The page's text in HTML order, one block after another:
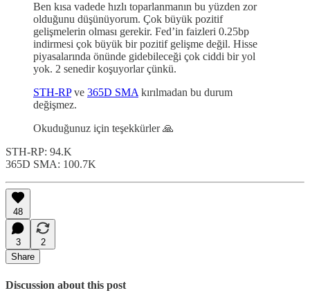
Ben kısa vadede hızlı toparlanmanın bu yüzden zor
olduğunu düşünüyorum. Çok büyük pozitif
gelişmelerin olması gerekir. Fed’in faizleri 0.25bp
indirmesi çok büyük bir pozitif gelişme değil. Hisse
piyasalarında önünde gidebileceği çok ciddi bir yol
yok. 2 senedir koşuyorlar çünkü.
STH-RPve 365D SMA kırılmadan bu durum
değişmez.
Okuduğunuz için teşekkürler 🙏
STH-RP: 94.K
365D SMA: 100.7K
48
3
2
Share
Discussion about this post